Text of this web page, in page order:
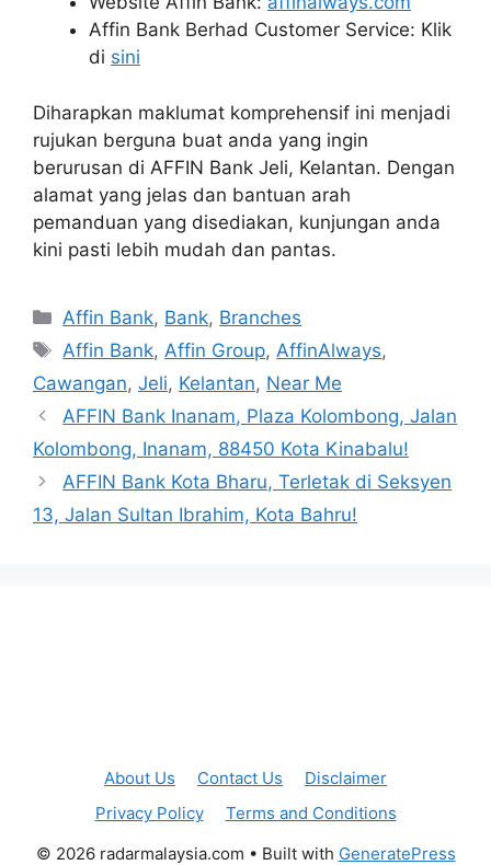
Affin Bank Berhad Customer Service: Klik
di sini
Diharapkan maklumat komprehensif ini menjadi
rujukan berguna buat anda yang ingin
berurusan di AFFIN Bank Jeli, Kelantan. Dengan
alamat yang jelas dan bantuan arah
pemanduan yang disediakan, kunjungan anda
kini pasti lebih mudah dan pantas.
Categories
Affin Bank, Bank, Branches
Tags
Affin Bank, Affin Group, AffinAlways,
Cawangan, Jeli, Kelantan, Near Me
AFFIN Bank Inanam, Plaza Kolombong, Jalan
Kolombong, Inanam, 88450 Kota Kinabalu!
AFFIN Bank Kota Bharu, Terletak di Seksyen
13, Jalan Sultan Ibrahim, Kota Bahru!
About Us Contact Us
Disclaimer
Privacy Policy
Terms and Conditions
© 2026 radarmalaysia.com • Built with GeneratePress